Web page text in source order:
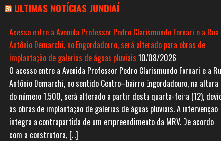
ULTIMAS NOTÍCIAS JUNDIAÍ
Acesso entre a Avenida Professor Pedro Clarismundo Fornari e a Rua
Antônio Demarchi, no Engordadouro, será alterado para obras de
implantação de galerias de águas pluviais 10/08/2026
O acesso entre a Avenida Professor Pedro Clarismundo Fornari e a
Antônio Demarchi, no sentido Centro–bairro Engordadouro, na altura
do número 1.500, será alterado a partir desta quarta-feira (12),
às obras de implantação de galerias de águas pluviais. A intervenção
integra a contrapartida de um empreendimento da MRV. De acordo
com a construtora, […]